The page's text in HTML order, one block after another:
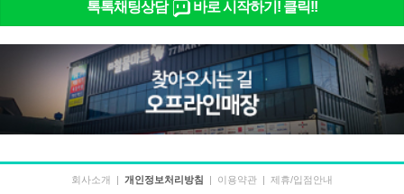
톡톡채팅상담 바로 시작하기! 클릭!!
회사소개 | 개인정보처리방침 | 이용약관 | 제휴/입점안내